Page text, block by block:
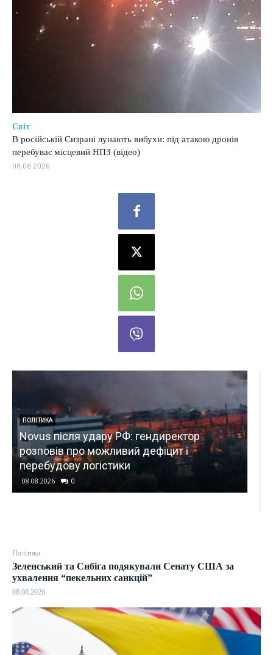
і
ВІЙНА
російський дрон атакував
Херсоні, четверо медпрацівниць
Політика
Зеленський та Сибіга подякували Сенату США за
ухвалення “пекельних санкцій”
08.08.2026
Світ
В російській Сизрані лунають вибухи: під атакою дронів
перебуває місцевий НПЗ (відео)
08.08.2026